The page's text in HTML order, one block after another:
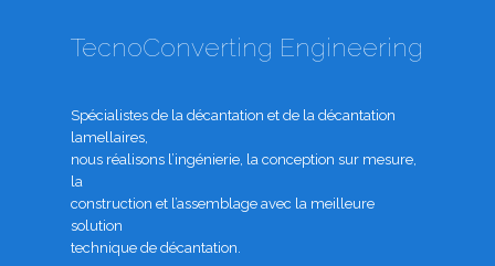
TecnoConverting Engineering
Spécialistes de la décantation et de la décantation
lamellaires,
nous réalisons l’ingénierie, la conception sur mesure,
la
construction et l’assemblage avec la meilleure
solution
technique de décantation.